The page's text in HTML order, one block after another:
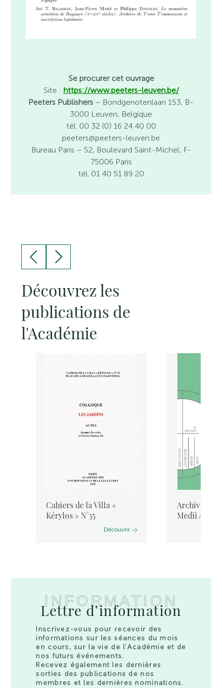
Se procurer cet ouvrage
Site : https://www.peeters-leuven.be/
Peeters Publishers – Bondgenotenlaan 153, B-
3000 Leuven, Belgique
tél. 00 32 (0) 16 24 40 00
peeters@peeters-leuven.be
Bureau Paris – 52, Boulevard Saint-Michel, F-
75006 Paris
tél. 01 40 51 89 20
Découvrez les
publications de
l'Académie
Cahiers de la Villa «
Kérylos » N°35
Découvrir
Archivum
Medii Aevi,
INFORMATION
Lettre d’information
Inscrivez-vous pour recevoir des
informations sur les séances du mois
en cours, sur la vie de l’Académie et de
nos futurs événements.
Recevez également les dernières
sorties des publications de nos
membres et les dernières nominations.